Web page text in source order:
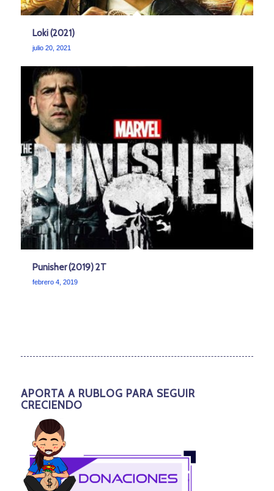
Loki (2021)
julio 20, 2021
Punisher (2019) 2T
febrero 4, 2019
APORTA A RUBLOG PARA SEGUIR
CRECIENDO